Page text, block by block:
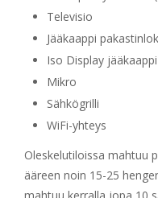
Televisio
Jääkaappi
Iso Display jääkaappi
Mikro
Sähkögrilli
WiFi-yhteys
Oleskelutiloissa mahtuu
ääreen noin 15-25